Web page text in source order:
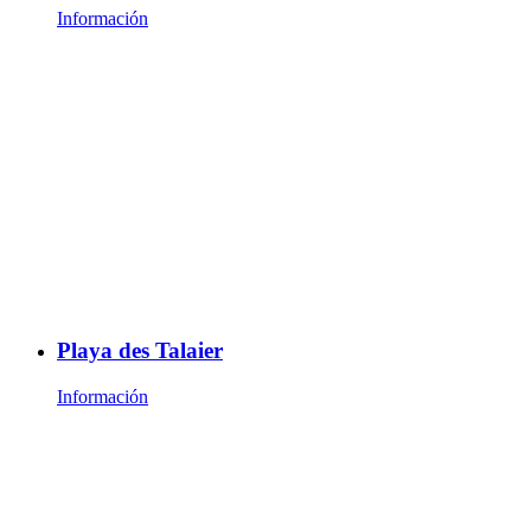
Información
Playa des Talaier
Información